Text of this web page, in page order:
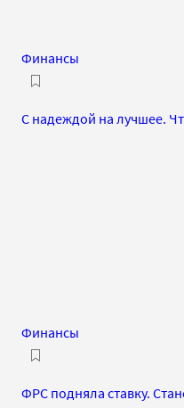
Финансы
С надеждой на лучшее.
Финансы
ФРС подняла ставку.